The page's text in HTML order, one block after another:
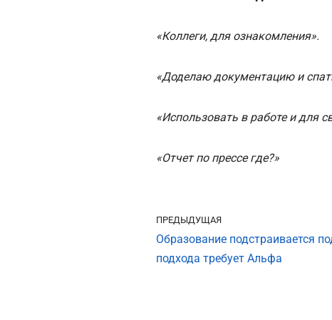
«Коллеги, для ознакомления».
«Доделаю документацию и
«Использовать в работе и для
«Отчет по прессе где?»
ПРЕДЫДУЩАЯ
Образование подстраивается
подхода требует Альфа